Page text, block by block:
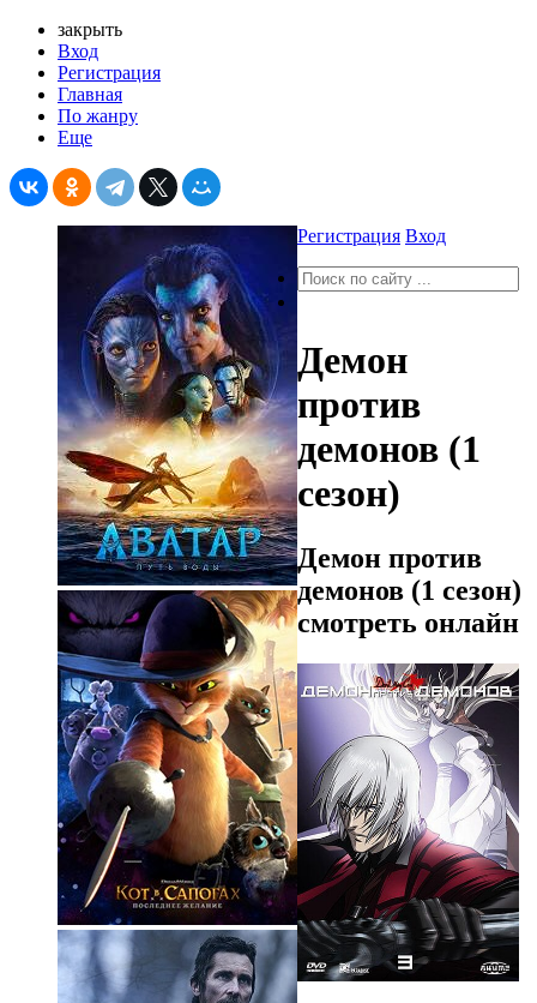
закрыть
Вход
Регистрация
Главная
По жанру
Еще
Регистрация Вход
Демон
против
демонов (1
сезон)
Демон против
демонов (1 сезон)
смотреть онлайн